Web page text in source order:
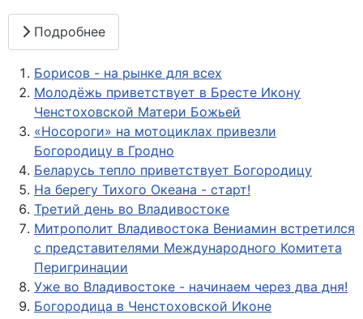
Подробнее
Борисов - на рынке для всех
Молодёжь приветствует в Бресте Икону
Ченстоховской Матери Божьей
«Носороги» на мотоциклах привезли
Богородицу в Гродно
Беларусь тепло приветствует Богородицу
На берегу Тихого Океана - старт!
Третий день во Владивостоке
Митрополит Владивостока Вениамин встретился
с представителями Международного Комитета
Перигринации
Уже во Владивостоке - начинаем через два дня!
Богородица в Ченстоховской Иконе